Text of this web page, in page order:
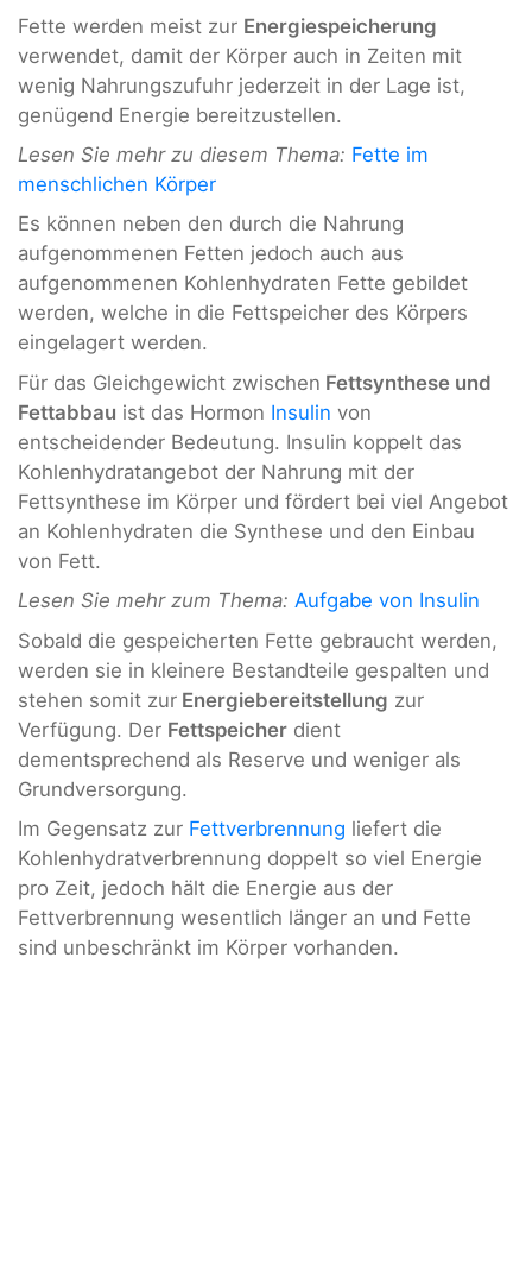
Fette werden meist zur Energiespeicherung
verwendet, damit der Körper auch in Zeiten mit
wenig Nahrungszufuhr jederzeit in der Lage ist,
genügend Energie bereitzustellen.
Lesen Sie mehr zu diesem Thema: Fette im
menschlichen Körper
Es können neben den durch die Nahrung
aufgenommenen Fetten jedoch auch aus
aufgenommenen Kohlenhydraten Fette gebildet
werden, welche in die Fettspeicher des Körpers
eingelagert werden.
Für das Gleichgewicht zwischen Fettsynthese und
Fettabbau ist das Hormon Insulin von
entscheidender Bedeutung. Insulin koppelt das
Kohlenhydratangebot der Nahrung mit der
Fettsynthese im Körper und fördert bei viel Angebot
an Kohlenhydraten die Synthese und den Einbau
von Fett.
Lesen Sie mehr zum Thema: Aufgabe von Insulin
Sobald die gespeicherten Fette gebraucht werden,
werden sie in kleinere Bestandteile gespalten und
stehen somit zur Energiebereitstellung zur
Verfügung. Der Fettspeicher dient
dementsprechend als Reserve und weniger als
Grundversorgung.
Im Gegensatz zur Fettverbrennung liefert die
Kohlenhydratverbrennung doppelt so viel Energie
pro Zeit, jedoch hält die Energie aus der
Fettverbrennung wesentlich länger an und Fette
sind unbeschränkt im Körper vorhanden.